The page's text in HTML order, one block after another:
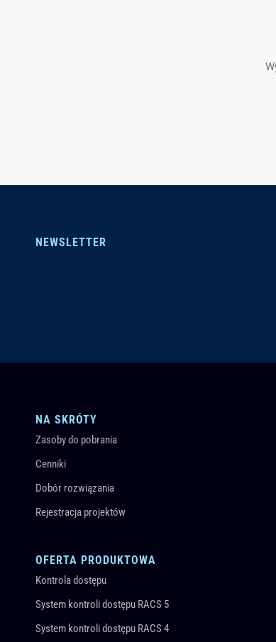
NEWSLETTER
NA SKRÓTY
Zasoby do pobrania
Cenniki
Dobór rozwiązania
Rejestracja projektów
OFERTA PRODUKTOWA
Kontrola dostępu
System kontroli dostępu RACS 5
System kontroli dostępu RACS 4